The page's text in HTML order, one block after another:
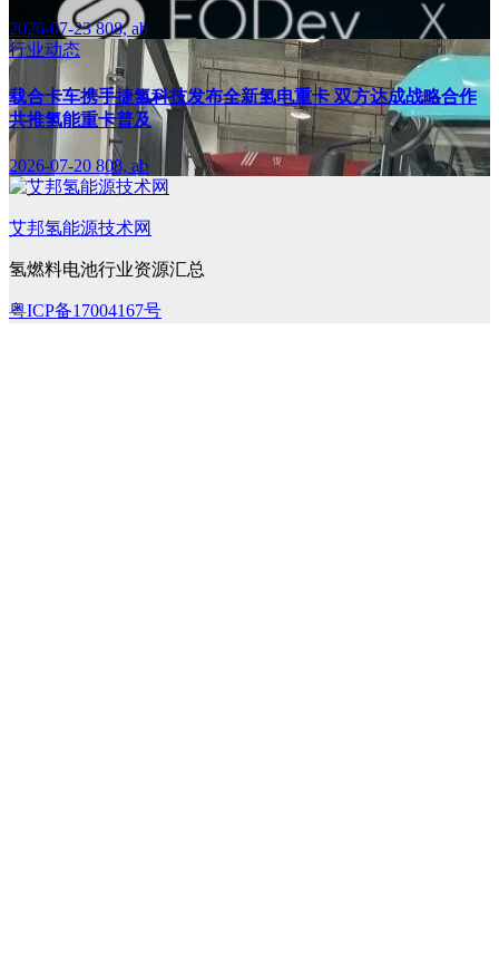
2026-07-23808, ab
行业动态
载合卡车携手捷氢科技发布全新氢电重卡 双方达成战略合作
共推氢能重卡普及
2026-07-20 808, ab
艾邦氢能源技术网
氢燃料电池行业资源汇总
粤ICP备17004167号